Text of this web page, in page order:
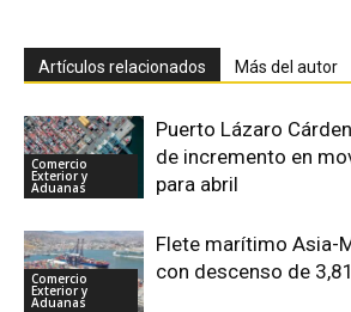
Artículos relacionados Más del autor
Comercio
Exterior y
Aduanas
Puerto Lázaro
de incremento en
para abril
Comercio
Exterior y
Aduanas
Flete marítimo Asia-
con descenso de